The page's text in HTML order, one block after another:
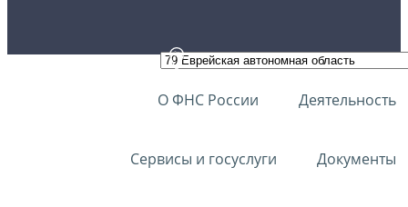
О ФНС России Деятельность
Сервисы и госуслуги Документы